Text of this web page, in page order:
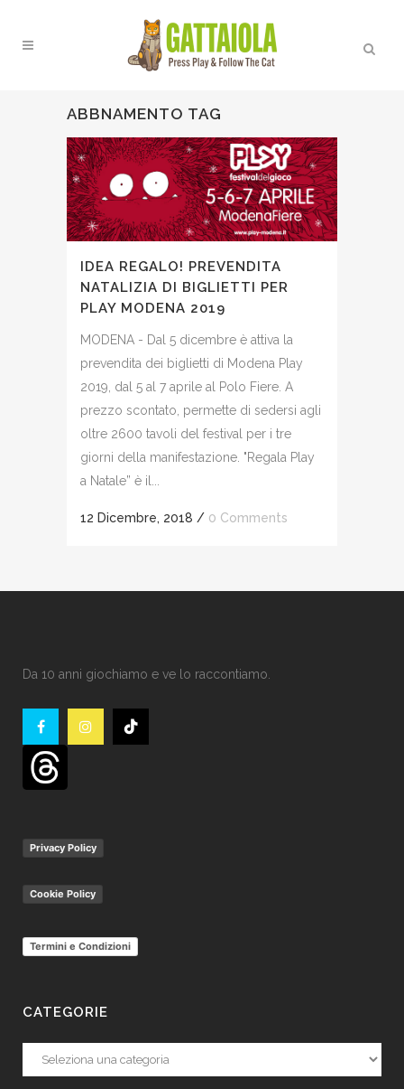
ABBNAMENTO TAG
IDEA REGALO! PREVENDITA
NATALIZIA DI BIGLIETTI PER
PLAY MODENA 2019
MODENA - Dal 5 dicembre è attiva la
prevendita dei biglietti di Modena Play
2019, dal 5 al 7 aprile al Polo Fiere. A
prezzo scontato, permette di sedersi agli
oltre 2600 tavoli del festival per i tre
giorni della manifestazione. "Regala Play
a Natale” è il...
12 Dicembre, 2018 / 0 Comments
Da 10 anni giochiamo e ve lo raccontiamo.
Privacy Policy
Cookie Policy
Termini e Condizioni
CATEGORIE
Categorie